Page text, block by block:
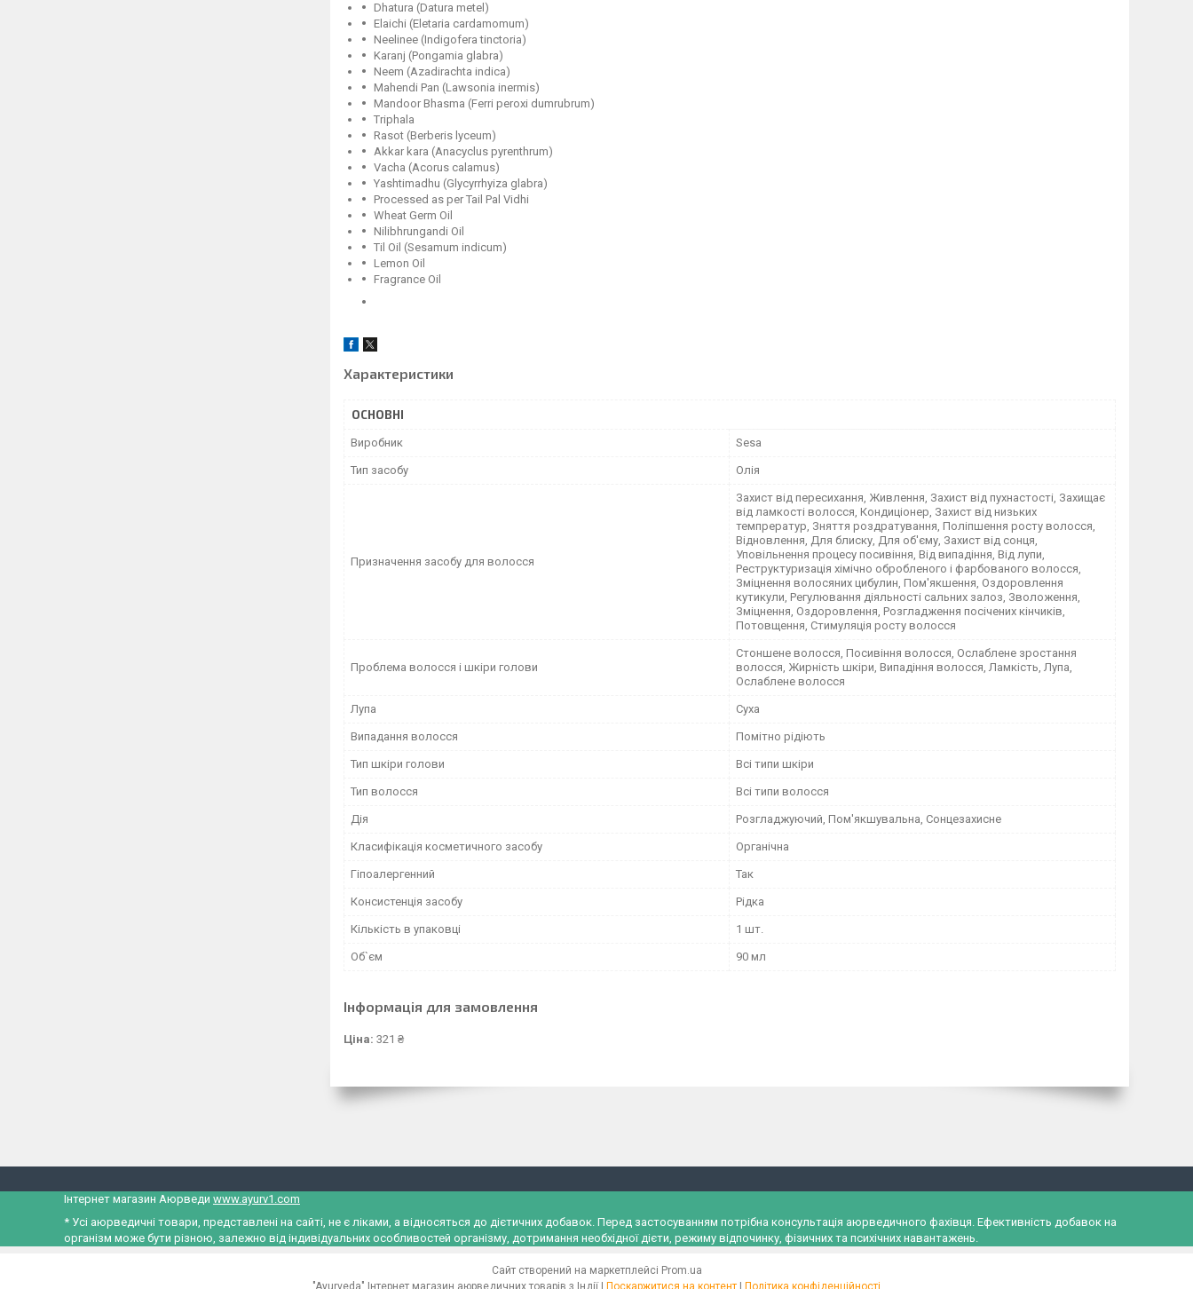
Dhatura (Datura metel)
Elaichi (Eletaria cardamomum)
Neelinee (Indigofera tinctoria)
Karanj (Pongamia glabra)
Neem (Azadirachta indica)
Mahendi Pan (Lawsonia inermis)
Mandoor Bhasma (Ferri peroxi dumrubrum)
Triphala
Rasot (Berberis lyceum)
Akkar kara (Anacyclus pyrenthrum)
Vacha (Acorus calamus)
Yashtimadhu (Glycyrrhyiza glabra)
Processed as per Tail Pal Vidhi
Wheat Germ Oil
Nilibhrungandi Oil
Til Oil (Sesamum indicum)
Lemon Oil
Fragrance Oil
Характеристики
ОСНОВНІ
Виробник Sesa
Тип засобу Олія
Призначення засобу для волосся
Захист від пересихання, Живлення, Захист від пухнастості, Захищає
від ламкості волосся, Кондиціонер, Захист від низьких
темпрератур, Зняття роздратування, Поліпшення росту волосся,
Відновлення, Для блиску, Для об'єму, Захист від сонця,
Уповільнення процесу посивіння, Від випадіння, Від лупи,
Реструктуризація хімічно обробленого і фарбованого волосся,
Зміцнення волосяних цибулин, Пом'якшення, Оздоровлення
кутикули, Регулювання діяльності сальних залоз, Зволоження,
Зміцнення, Оздоровлення, Розгладження посічених кінчиків,
Потовщення, Стимуляція росту волосся
Проблема волосся і шкіри голови
Стоншене волосся, Посивіння волосся, Ослаблене зростання
волосся, Жирність шкіри, Випадіння волосся, Ламкість, Лупа,
Ослаблене волосся
Лупа Суха
Випадання волосся Помітно рідіють
Тип шкіри голови Всі типи шкіри
Тип волосся Всі типи волосся
Дія Розгладжуючий, Пом'якшувальна, Сонцезахисне
Класифікація косметичного засобу Органічна
Гіпоалергенний Так
Консистенція засобу Рідка
Кількість в упаковці 1 шт.
Об`єм 90 мл
Інформація для замовлення
Ціна: 321 ₴
Інтернет магазин Аюрведи www.ayurv1.com
* Усі аюрведичні товари, представлені на сайті, не є ліками, а відносяться до дієтичних добавок. Перед застосуванням потрібна консультація аюрведичного фахівця. Ефективність добавок на
організм може бути різною, залежно від індивідуальних особливостей організму, дотримання необхідної дієти, режиму відпочинку, фізичних та психічних навантажень.
Сайт створений на маркетплейсі Prom.ua
Поскаржитися на контент
Політика конфіденційності